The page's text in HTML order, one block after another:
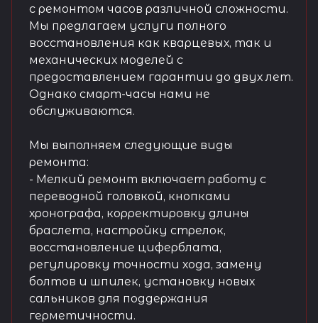
с ремонтом часов различной сложности.
Мы предлагаем услуги полного
восстановления как кварцевых, так и
механических моделей с
предоставлением гарантии до двух лет.
Однако смарт-часы нами не
обслуживаются.
Мы выполняем следующие виды
ремонта:
- Мелкий ремонт включает работу с
переводной головкой, кнопками
хронографа, корректировку длины
браслета, настройку стрелок,
восстановление циферблата,
регулировку точности хода, замену
болтов и шпилек, установку новых
сальников для поддержания
герметичности.